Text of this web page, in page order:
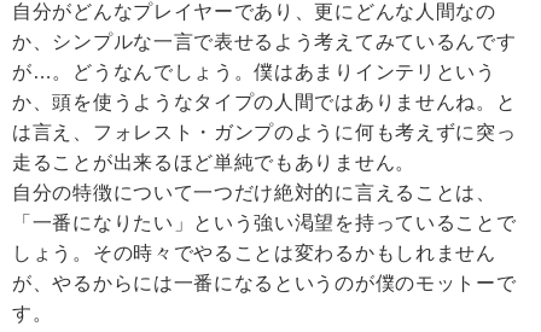
自分がどんなプレイヤーであり、更にどんな人間なの
か、シンプルな一言で表せるよう考えてみているんです
が…。どうなんでしょう。僕はあまりインテリという
か、頭を使うようなタイプの人間ではありませんね。と
は言え、フォレスト・ガンプのように何も考えずに突っ
走ることが出来るほど単純でもありません。
自分の特徴について一つだけ絶対的に言えることは、
「一番になりたい」という強い渇望を持っていることで
しょう。その時々でやることは変わるかもしれません
が、やるからには一番になるというのが僕のモットーで
す。